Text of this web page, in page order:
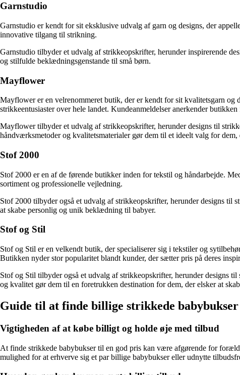
Garnstudio
Garnstudio er kendt for sit eksklusive udvalg af garn og designs, der
innovative tilgang til strikning.
Garnstudio tilbyder et udvalg af strikkeopskrifter, herunder inspirerende
og stilfulde beklædningsgenstande til små børn.
Mayflower
Mayflower er en velrenommeret butik, der er kendt for sit kvalitetsgarn
strikkeentusiaster over hele landet. Kundeanmeldelser anerkender
Mayflower tilbyder et udvalg af strikkeopskrifter, herunder designs til
håndværksmetoder og kvalitetsmaterialer gør dem til et ideelt valg for
Stof 2000
Stof 2000 er en af de førende butikker inden for tekstil og håndarbejde.
sortiment og professionelle vejledning.
Stof 2000 tilbyder også et udvalg af strikkeopskrifter, herunder designs til
at skabe personlig og unik beklædning til babyer.
Stof og Stil
Stof og Stil er en velkendt butik, der specialiserer sig i tekstiler og
Butikken nyder stor popularitet blandt kunder, der sætter pris på deres
Stof og Stil tilbyder også et udvalg af strikkeopskrifter, herunder designs
og kvalitet gør dem til en foretrukken destination for dem, der elsker at
Guide til at finde billige strikkede
Vigtigheden af at købe billigt og holde øje med tilbud
At finde strikkede babybukser til en god pris kan være afgørende for
mulighed for at erhverve sig et par billige babybukser eller udnytte